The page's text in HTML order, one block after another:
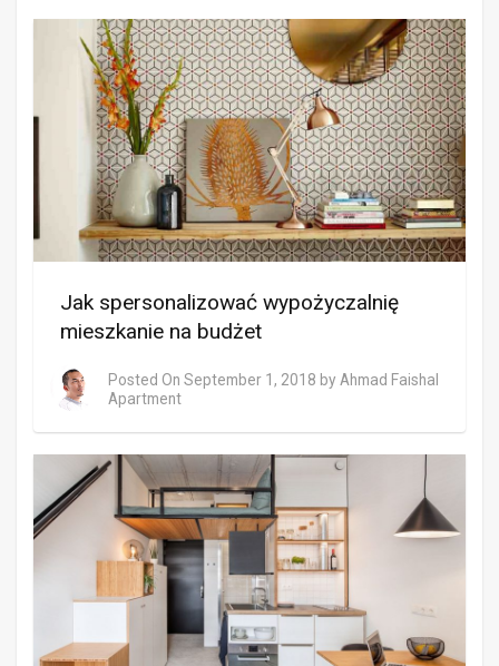
Jak spersonalizować wypożyczalnię
mieszkanie na budżet
Posted On September 1, 2018 by Ahmad Faishal
Apartment